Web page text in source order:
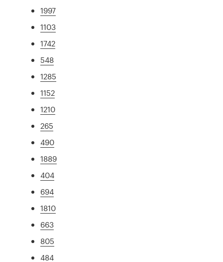
1997
1103
1742
548
1285
1152
1210
265
490
1889
404
694
1810
663
805
484